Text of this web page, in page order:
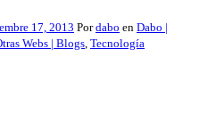
17, 2013 Pordabo en Dabo |
Webs | Blogs, Tecnología